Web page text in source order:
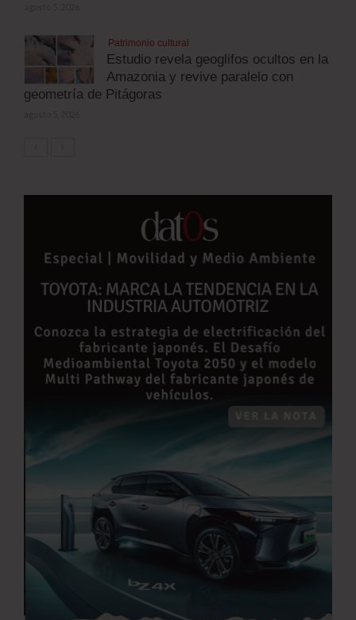
Patrimonio cultural
Estudio revela geoglifos ocultos en la
Amazonia y revive paralelo con
geometría de Pitágoras